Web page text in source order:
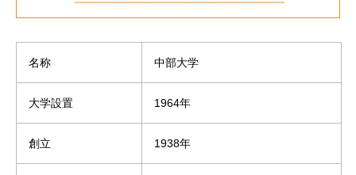
名称 中部大学
大学設置 1964年
創立 1938年